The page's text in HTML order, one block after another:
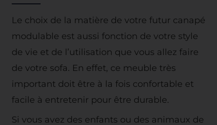
Le choix de la matière de votre futur canapé
modulable est aussi fonction de votre style
de vie et de l’utilisation que vous allez faire
de votre sofa. En effet, ce meuble très
important doit être à la fois confortable et
facile à entretenir pour être durable.
Si vous avez des enfants ou des animaux de